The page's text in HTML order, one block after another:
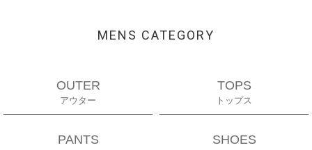
MENS CATEGORY
OUTER
アウター
TOPS
トップス
PANTS SHOES